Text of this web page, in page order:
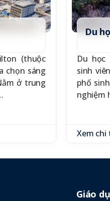
(thuộc
chọn sáng
ở trung
Du
Du học
sinh
phố
nghiệm
Xem chi
Giáo